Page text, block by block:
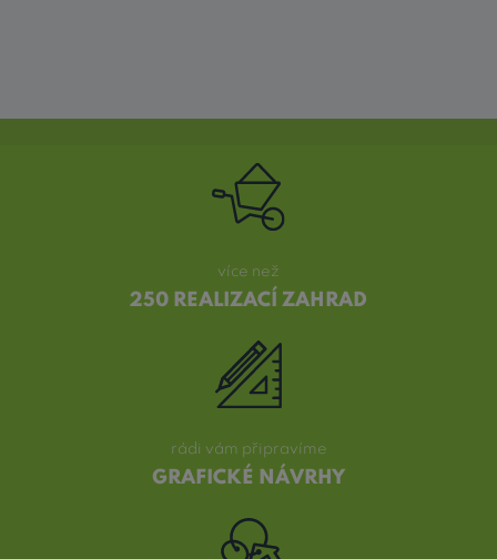
více než
250 REALIZACÍ ZAHRAD
rádi vám připravíme
GRAFICKÉ NÁVRHY